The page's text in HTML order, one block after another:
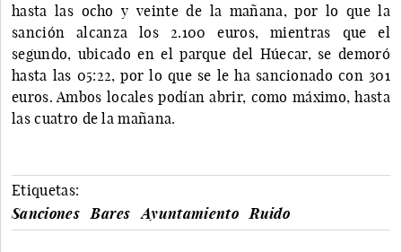
hasta las ocho y veinte de la mañana, por lo que la
sanción alcanza los 2.100 euros, mientras que el
segundo, ubicado en el parque del Húecar, se demoró
hasta las 05:22, por lo que se le ha sancionado con 301
euros. Ambos locales podían abrir, como máximo, hasta
las cuatro de la mañana.
Etiquetas:
Sanciones
Bares Ayuntamiento Ruido